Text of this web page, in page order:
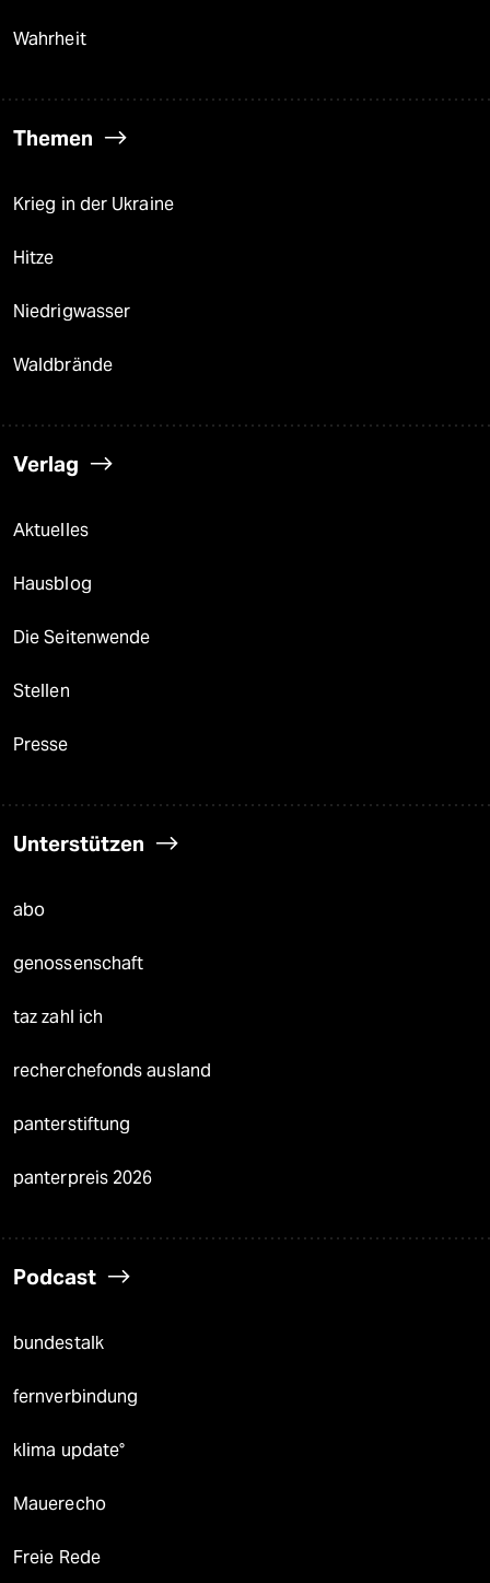
Wahrheit
Themen
Krieg in der Ukraine
Hitze
Niedrigwasser
Waldbrände
Verlag
Aktuelles
Hausblog
Die Seitenwende
Stellen
Presse
Unterstützen
abo
genossenschaft
taz zahl ich
recherchefonds ausland
panterstiftung
panterpreis 2026
Podcast
bundestalk
fernverbindung
klima update°
Mauerecho
Freie Rede